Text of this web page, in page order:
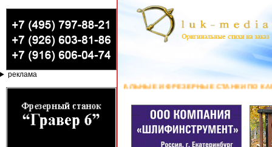
реклама
И ФРЕЗЕРНЫЕ СТАНКИ ПО КАМНЮ ОТ КОМПАНИИ ГРАВЁР -